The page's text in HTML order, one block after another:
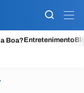
Boa?Entretenimento